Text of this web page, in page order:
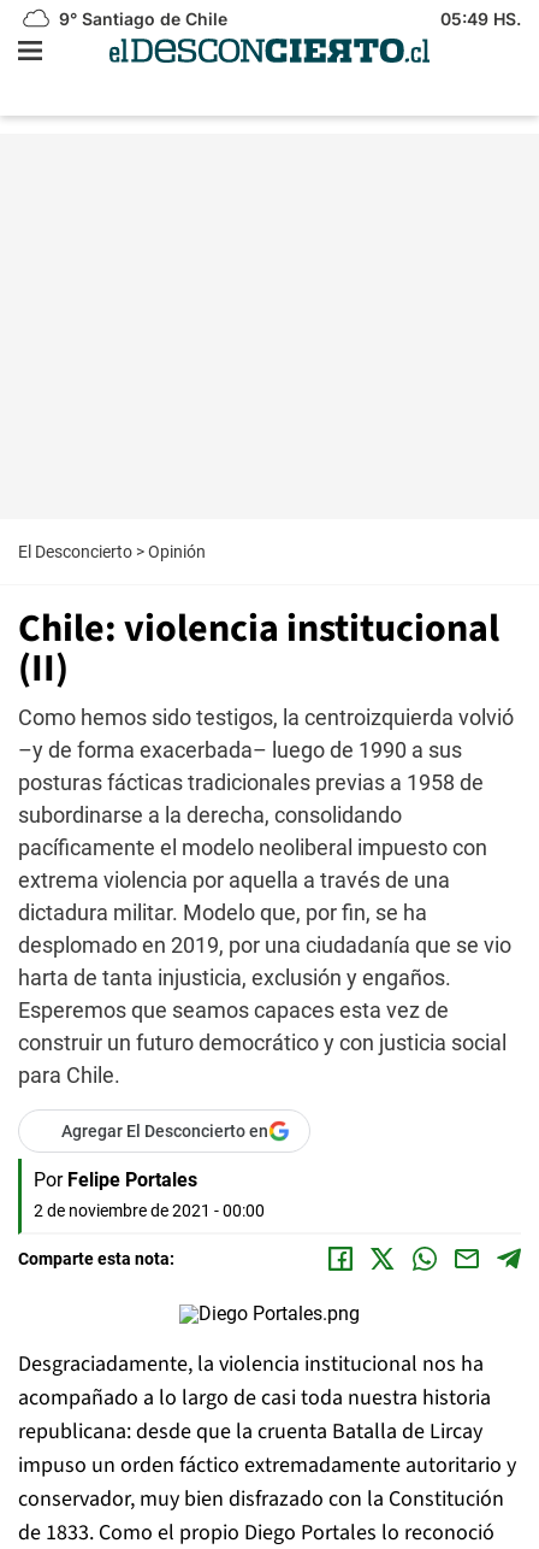
9° Santiago de Chile 05:49 HS.
El Desconcierto >Opinión
Chile: violencia institucional
(II)
Como hemos sido testigos, la centroizquierda volvió
–y de forma exacerbada– luego de 1990 a sus
posturas fácticas tradicionales previas a 1958 de
subordinarse a la derecha, consolidando
pacíficamente el modelo neoliberal impuesto con
extrema violencia por aquella a través de una
dictadura militar. Modelo que, por fin, se ha
desplomado en 2019, por una ciudadanía que se vio
harta de tanta injusticia, exclusión y engaños.
Esperemos que seamos capaces esta vez de
construir un futuro democrático y con justicia social
para Chile.
Agregar El Desconcierto en
Por Felipe Portales
2 de noviembre de 2021 - 00:00
Comparte esta nota:
Desgraciadamente, la violencia institucional nos ha
acompañado a lo largo de casi toda nuestra historia
republicana: desde que la cruenta Batalla de Lircay
impuso un orden fáctico extremadamente autoritario y
conservador, muy bien disfrazado con la Constitución
de 1833. Como el propio Diego Portales lo reconoció